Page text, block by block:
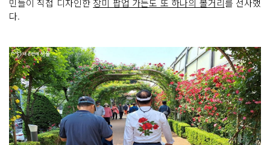
다.